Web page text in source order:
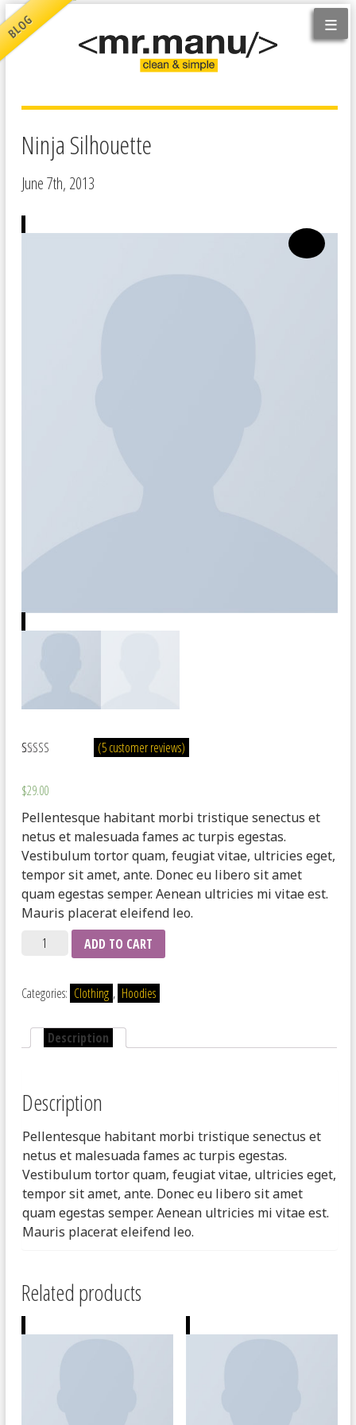
≡
BLOG
Ninja Silhouette
June 7th, 2013
based on
ratings
(5customer reviews)
$29.00
Pellentesque habitant morbi tristique senectus et
netus et malesuada fames ac turpis egestas.
Vestibulum tortor quam, feugiat vitae, ultricies eget,
tempor sit amet, ante. Donec eu libero sit amet
quam egestas semper. Aenean ultricies mi vitae est.
Mauris placerat eleifend leo.
QuantityADD TO CART
Categories: Clothing , Hoodies
Description
Description
Pellentesque habitant morbi tristique senectus et
netus et malesuada fames ac turpis egestas.
Vestibulum tortor quam, feugiat vitae, ultricies eget,
tempor sit amet, ante. Donec eu libero sit amet
quam egestas semper. Aenean ultricies mi vitae est.
Mauris placerat eleifend leo.
Related products